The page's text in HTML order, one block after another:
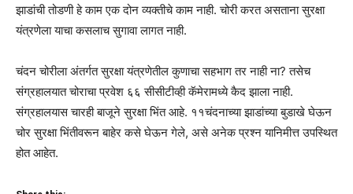
झाडांची तोडणी हे काम एक दोन व्यक्तीचे काम नाही. चोरी करत असताना सुरक्षा
यंत्रणेला याचा कसलाच सुगावा लागत नाही.
चंदन चोरीला अंतर्गत सुरक्षा यंत्रणेतील कुणाचा सहभाग तर नाही ना? तसेच
संग्रहालयात चोराचा प्रवेश ६६ सीसीटीव्ही कॅमेरामध्ये कैद झाला नाही.
संग्रहालयास चारही बाजूने सुरक्षा भिंत आहे. ११चंदनाच्या झाडांच्या बुडाखे घेऊन
चोर सुरक्षा भिंतीवरून बाहेर कसे घेऊन गेले, असे अनेक प्रश्न यानिमीत्त उपस्थित
होत आहेत.